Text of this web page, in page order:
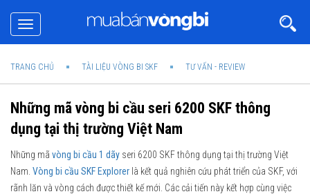
Toggle
navigation
TRANG CHỦ TÀI LIỆU VÒNG BI SKF TƯ VẤN - REVIEW
Những mã vòng bi cầu seri 6200 SKF thông
dụng tại thị trường Việt Nam
Những mã vòng bi cầu 1 dãy seri 6200 SKF thông dụng tại thị trường Việt
Nam. Vòng bi cầu SKF Explorer là kết quả nghiên cứu phát triển của SKF, với
rãnh lăn và vòng cách được thiết kế mới. Các cải tiến này kết hợp cùng việc